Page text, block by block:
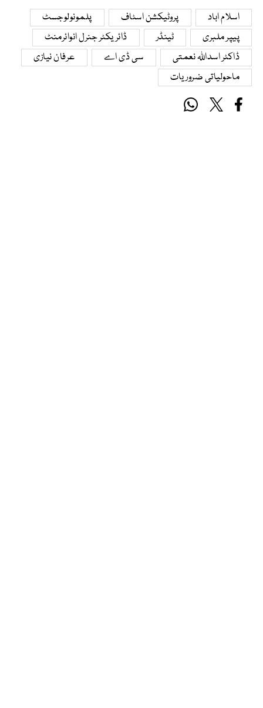
اسلام اباد پروٹیکشن اسٹاف
پلمونولوجسٹ
پیپر ملبری
ٹینڈر
ڈائریکٹر جنرل انوائرمنٹ
ڈاکٹر اسداللہ نعمتی
سی ڈی اے
عرفان نیازی
ماحولیاتی ضروریات